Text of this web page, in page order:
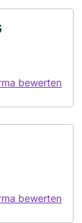
bewerten
bewerten